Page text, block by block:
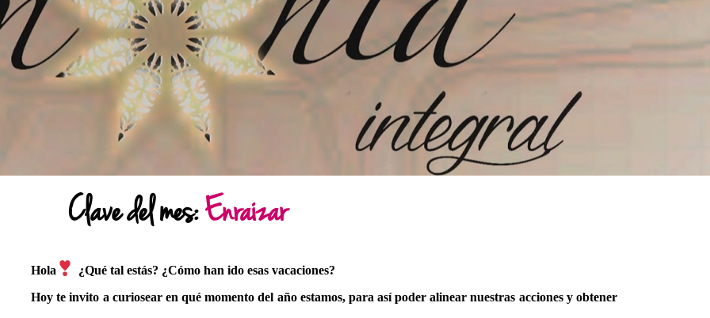
Clave del mes:Enraizar
Hola
¿Qué tal estás? ¿Cómo han ido esas vacaciones?
Hoy te invito a curiosear en qué momento del año estamos, para así poder alinear nuestras acciones y obtener